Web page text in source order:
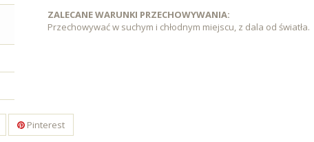
ZALECANE WARUNKI PRZECHOWYWANIA:
Przechowywać w suchym i chłodnym miejscu, z dala od światła.
Pinterest